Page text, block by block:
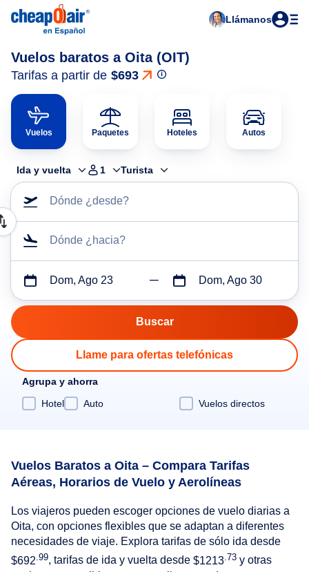
Llámanos
Vuelos baratos a Oita (OIT)
Tarifas a partir de $693
Vuelos Paquetes Hoteles Autos
Ida y vuelta 1 Turista
Dónde ¿desde?
Dónde ¿hacia?
Dom, Ago 23 Dom, Ago 30
Llame para ofertas telefónicas
Agrupa y ahorra
Hotel
Auto Vuelos directos
Vuelos Baratos a Oita – Compara Tarifas
Aéreas, Horarios de Vuelo y Aerolíneas
Los viajeros pueden escoger opciones de vuelo diarias a
Oita, con opciones flexibles que se adaptan a diferentes
necesidades de viaje. Explora tarifas de sólo ida desde
$692 .99, tarifas de ida y vuelta desde $1213 .73 y otras